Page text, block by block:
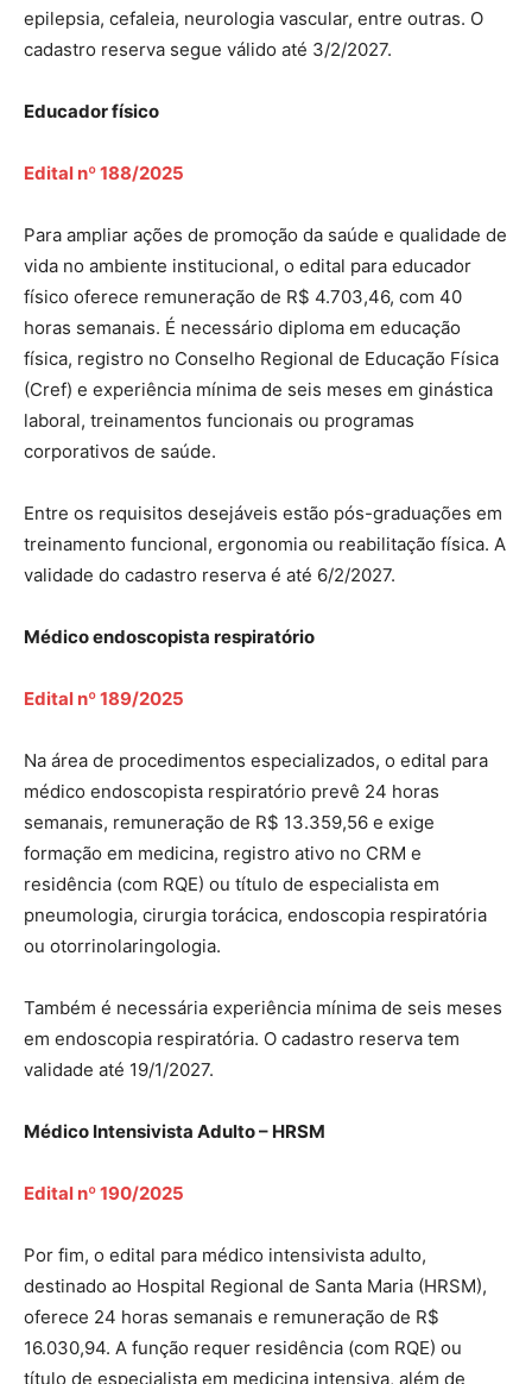
epilepsia, cefaleia, neurologia vascular, entre outras. O
cadastro reserva segue válido até 3/2/2027.
Educador físico
Edital nº 188/2025
Para ampliar ações de promoção da saúde e qualidade de
vida no ambiente institucional, o edital para educador
físico oferece remuneração de R$ 4.703,46, com 40
horas semanais. É necessário diploma em educação
física, registro no Conselho Regional de Educação Física
(Cref) e experiência mínima de seis meses em ginástica
laboral, treinamentos funcionais ou programas
corporativos de saúde.
Entre os requisitos desejáveis estão pós-graduações em
treinamento funcional, ergonomia ou reabilitação física. A
validade do cadastro reserva é até 6/2/2027.
Médico endoscopista respiratório
Edital nº 189/2025
Na área de procedimentos especializados, o edital para
médico endoscopista respiratório prevê 24 horas
semanais, remuneração de R$ 13.359,56 e exige
formação em medicina, registro ativo no CRM e
residência (com RQE) ou título de especialista em
pneumologia, cirurgia torácica, endoscopia respiratória
ou otorrinolaringologia.
Também é necessária experiência mínima de seis meses
em endoscopia respiratória. O cadastro reserva tem
validade até 19/1/2027.
Médico Intensivista Adulto – HRSM
Edital nº 190/2025
Por fim, o edital para médico intensivista adulto,
destinado ao Hospital Regional de Santa Maria (HRSM),
oferece 24 horas semanais e remuneração de R$
16.030,94. A função requer residência (com RQE) ou
título de especialista em medicina intensiva, além de